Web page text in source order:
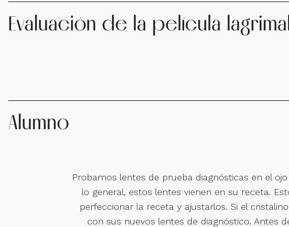
Evaluación de la película
Alumno
Probamos lentes de prueba diagnósticas en el
lo general, estos lentes vienen en su receta.
perfeccionar la receta y ajustarlos. Si el
con sus nuevos lentes de diagnóstico. Antes